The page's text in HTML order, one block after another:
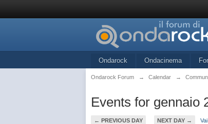
Ondarock Ondacinema
Ondarock Forum → Calendar →
Events for gennaio
← PREVIOUS DAY NEXT DAY →